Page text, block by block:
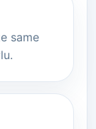
same